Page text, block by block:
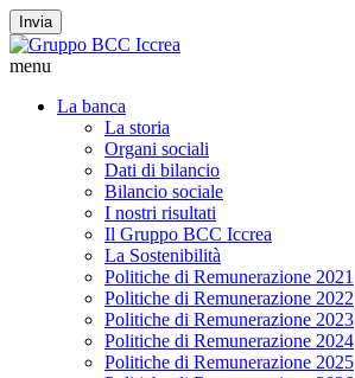
Invia
menu
La banca
La storia
Organi sociali
Dati di bilancio
Bilancio sociale
I nostri risultati
Il Gruppo BCC Iccrea
La Sostenibilità
Politiche di Remunerazione 2021
Politiche di Remunerazione 2022
Politiche di Remunerazione 2023
Politiche di Remunerazione 2024
Politiche di Remunerazione 2025